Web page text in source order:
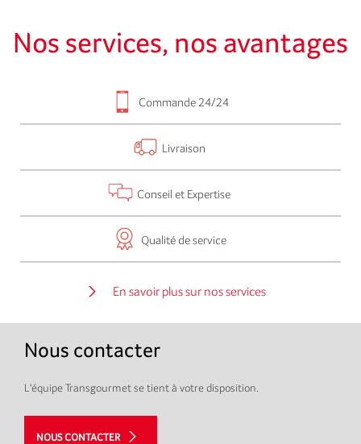
Nos services, nos avantages
Commande 24/24
Livraison
Conseil et Expertise
Qualité de service
En savoir plus sur nos services
Nous contacter
L'équipe Transgourmet se tient à votre disposition.
NOUS CONTACTER